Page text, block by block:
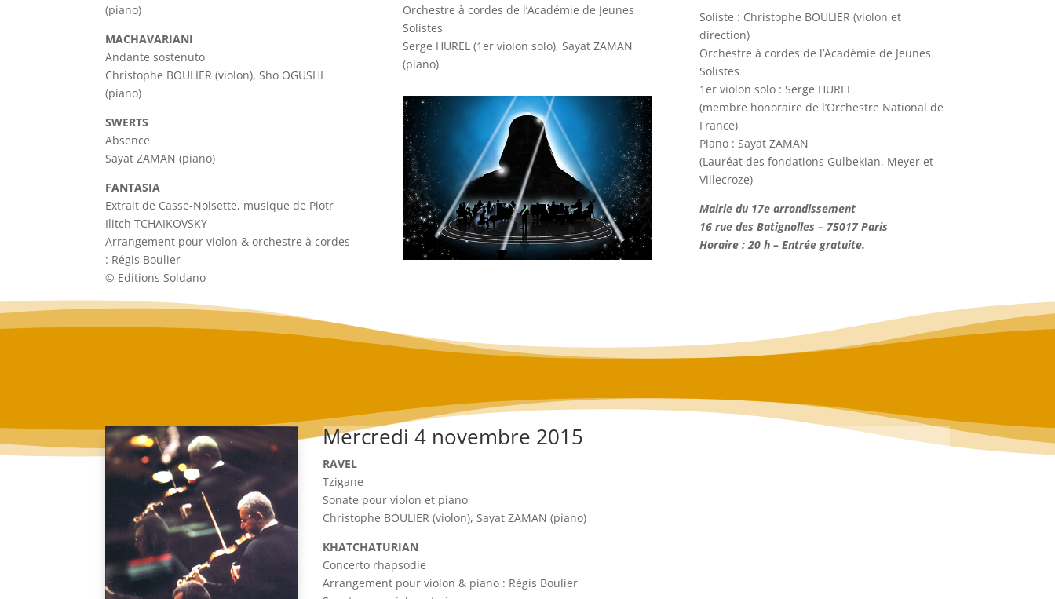
(piano)
MACHAVARIANI
Andante sostenuto
Christophe BOULIER (violon), Sho OGUSHI
(piano)
SWERTS
Absence
Sayat ZAMAN (piano)
FANTASIA
Extrait de Casse-Noisette, musique de Piotr
Ilitch TCHAIKOVSKY
Arrangement pour violon & orchestre à cordes
: Régis Boulier
© Editions Soldano
Orchestre à cordes de l’Académie de Jeunes
Solistes
Serge HUREL (1er violon solo), Sayat ZAMAN
(piano)
Soliste : Christophe BOULIER (violon et
direction)
Orchestre à cordes de l’Académie de Jeunes
Solistes
1er violon solo : Serge HUREL
(membre honoraire de l’Orchestre National de
France)
Piano : Sayat ZAMAN
(Lauréat des fondations Gulbekian, Meyer et
Villecroze)
Mairie du 17e arrondissement
16 rue des Batignolles – 75017 Paris
Horaire : 20 h – Entrée gratuite.
Mercredi 4 novembre 2015
RAVEL
Tzigane
Sonate pour violon et piano
Christophe BOULIER (violon), Sayat ZAMAN (piano)
KHATCHATURIAN
Concerto rhapsodie
Arrangement pour violon & piano : Régis Boulier